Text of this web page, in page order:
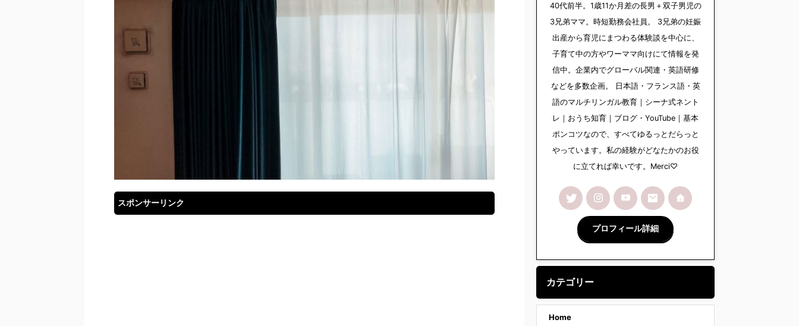
スポンサーリンク
40代前半。1歳11か月差の長男＋双子男児の
3兄弟ママ。時短勤務会社員。 3兄弟の妊娠
出産から育児にまつわる体験談を中心に、
子育て中の方やワーママ向けにて情報を発
信中。企業内でグローバル関連・英語研修
などを多数企画。 日本語・フランス語・英
語のマルチリンガル教育｜シーナ式ネント
レ｜おうち知育｜ブログ・YouTube｜基本
ポンコツなので、すべてゆるっとだらっと
やっています。私の経験がどなたかのお役
に立てれば幸いです。Merci♡
プロフィール詳細
カテゴリー
Home